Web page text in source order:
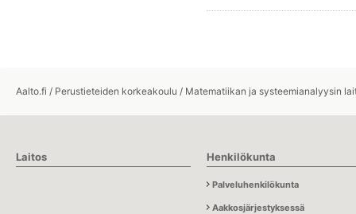
Aalto.fi / Perustieteiden korkeakoulu / Matematiikan ja systeemianalyysin
Laitos Henkilökunta
Palveluhenkilökunta
Aakkosjärjestyksessä